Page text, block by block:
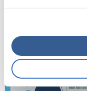
Europeiska nyckeltal